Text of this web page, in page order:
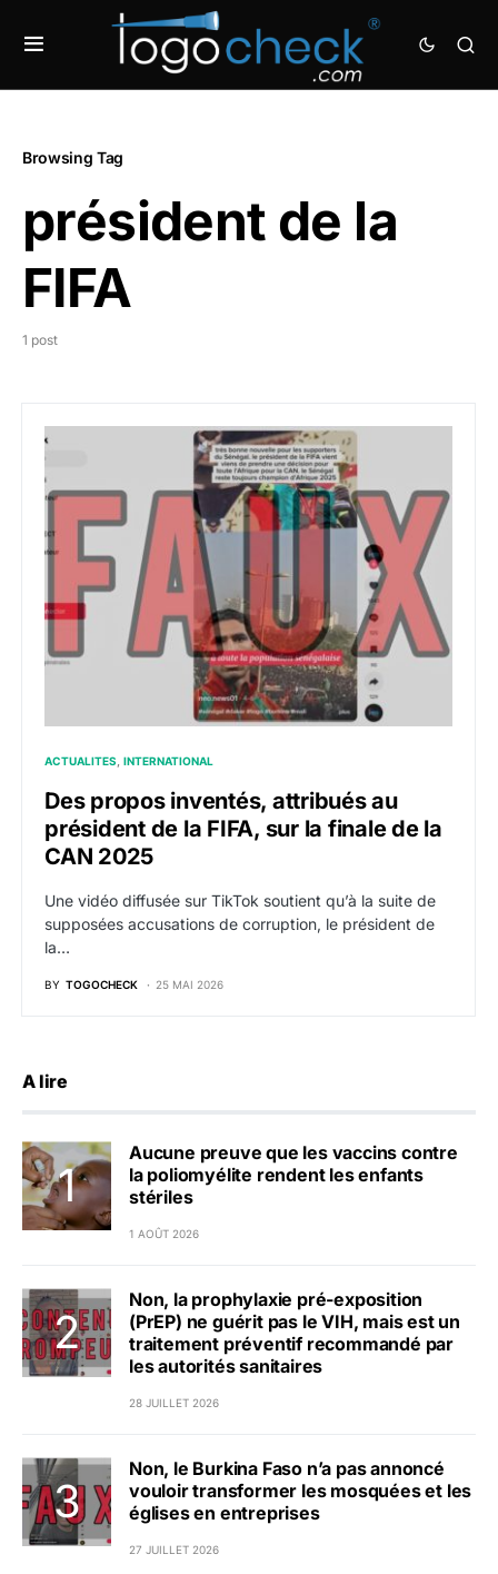
Browsing Tag
président de la
FIFA
1 post
ACTUALITES INTERNATIONAL
Des propos inventés, attribués au
président de la FIFA, sur la finale de la
CAN 2025
Une vidéo diffusée sur TikTok soutient qu’à la suite de
supposées accusations de corruption, le président de
la…
BY TOGOCHECK 25 MAI 2026
A lire
Aucune preuve que les vaccins contre
la poliomyélite rendent les enfants
stériles
1 AOÛT 2026
Non, la prophylaxie pré-exposition
(PrEP) ne guérit pas le VIH, mais est un
traitement préventif recommandé par
les autorités sanitaires
28 JUILLET 2026
Non, le Burkina Faso n’a pas annoncé
vouloir transformer les mosquées et les
églises en entreprises
27 JUILLET 2026